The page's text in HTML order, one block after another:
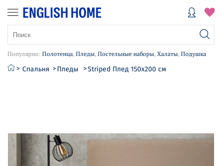
Популярно: Полотенца, Пледы, Постельные наборы, Халаты, Подушка
Спальня Пледы Striped Плед 150х200 см